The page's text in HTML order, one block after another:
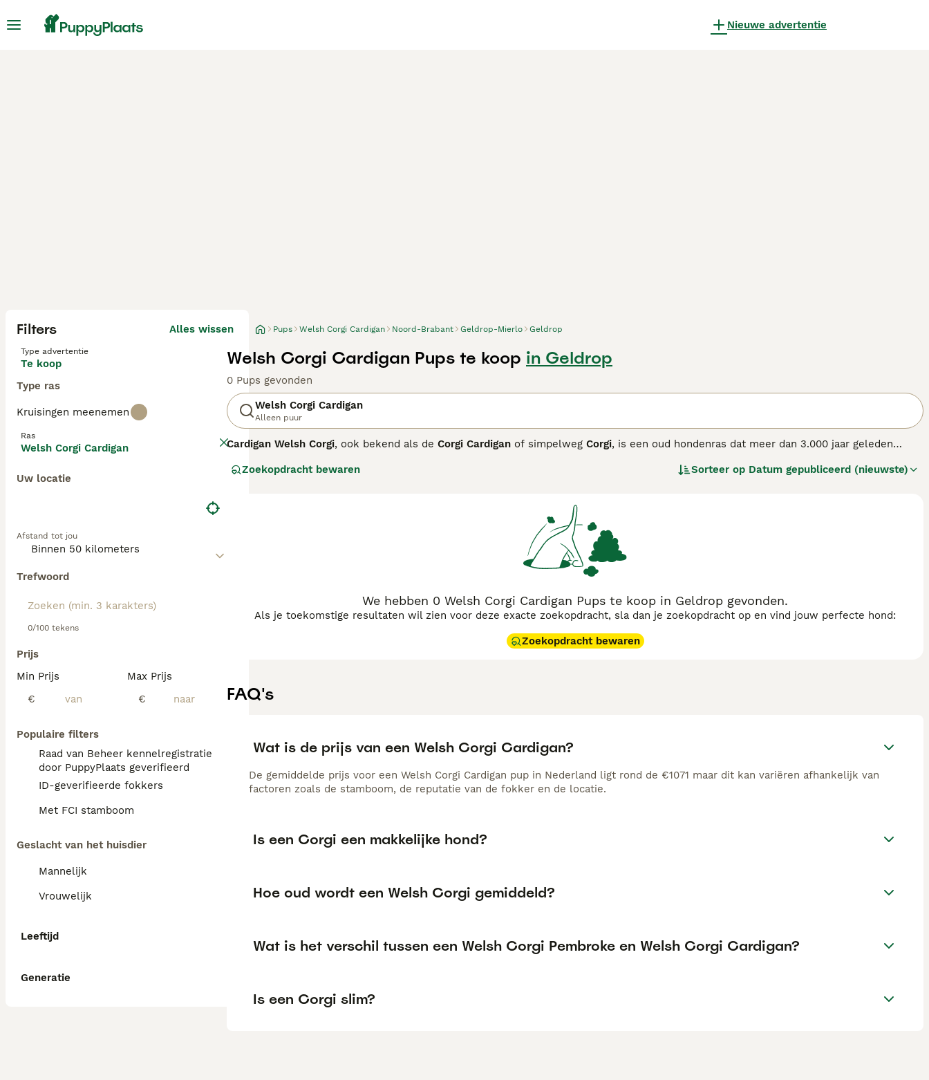
Nieuwe advertentie
Filters Alles wissen
Type advertentie
Te koop
Type ras
Kruisingen meenemen
Ras
Welsh Corgi Cardigan
Uw locatie
Afstand tot jou
Trefwoord
0/100 tekens
Prijs
Min Prijs
€
Max Prijs
€
Populaire filters
Raad van Beheer kennelregistratie
door PuppyPlaats geverifieerd
ID-geverifieerde fokkers
Met FCI stamboom
Geslacht van het huisdier
Mannelijk
Vrouwelijk
Leeftijd
Generatie
Pups Welsh Corgi Cardigan Noord-Brabant Geldrop-Mierlo Geldrop
Welsh Corgi Cardigan Pups te koop in Geldrop
0 Pups gevonden
Welsh Corgi Cardigan
Alleen puur
Cardigan Welsh Corgi, ook bekend als de Corgi Cardigan of simpelweg Corgi, is een oud hondenras dat meer dan 3.000 jaar geleden
boerderijen te bewaken, met kenmerken als een lange, busachtige staart die het onderscheidt van zijn familielid, de Pembroke Welsh
tegenover vreemden, waardoor ze uitstekende waakhonden zijn. Ze hebben een actief karakter en hebben voldoende beweging en
mentale stimulatie nodig, wat hen geschikt maakt voor actieve gezinnen of eigenaren die tijd investeren in training en spel. Als gevolg
van hun lange rug zijn ze gevoelig voor rugproblemen, wat regelmatige verzorging en een gezonde levensstijl vereist. Wie op zoek is naar
zal met dit ras een trouwe metgezel vinden.
Zoekopdracht bewaren Sorteer op Datum gepubliceerd (nieuwste)
We hebben 0 Welsh Corgi Cardigan Pups te koop in Geldrop gevonden.
Als je toekomstige resultaten wil zien voor deze exacte zoekopdracht, sla dan je zoekopdracht op en vind jouw perfecte hond:
Zoekopdracht bewaren
FAQ's
Wat is de prijs van een Welsh Corgi Cardigan?
De gemiddelde prijs voor een Welsh Corgi Cardigan pup in Nederland ligt rond de €1071 maar dit kan variëren afhankelijk van
factoren zoals de stamboom, de reputatie van de fokker en de locatie.
Is een Corgi een makkelijke hond?
Hoe oud wordt een Welsh Corgi gemiddeld?
Wat is het verschil tussen een Welsh Corgi Pembroke en Welsh Corgi Cardigan?
Is een Corgi slim?